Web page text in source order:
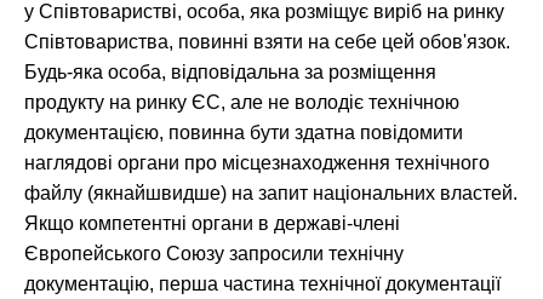
у Співтоваристві, особа, яка розміщує виріб на ринку
Співтовариства, повинні взяти на себе цей обов'язок.
Будь-яка особа, відповідальна за розміщення
продукту на ринку ЄС, але не володіє технічною
документацією, повинна бути здатна повідомити
наглядові органи про місцезнаходження технічного
файлу (якнайшвидше) на запит національних властей.
Якщо компетентні органи в державі-члені
Європейського Союзу запросили технічну
документацію, перша частина технічної документації